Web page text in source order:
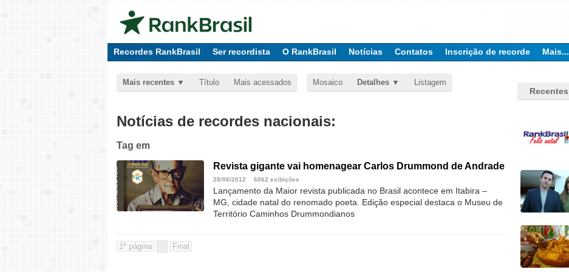
Recordes RankBrasil Ser recordista O RankBrasil Notícias Contatos Inscrição de recorde Mais...
Mais recentes Título Mais acessados Mosaico Detalhes Listagem
Notícias de recordes nacionais:
Tag em
Revista gigante vai homenagear Carlos Drummond de Andrade
28/06/2012 6062 exibições
Lançamento da Maior revista publicada no Brasil acontece em Itabira –
MG, cidade natal do renomado poeta. Edição especial destaca o Museu de
Território Caminhos Drummondianos
Recentes